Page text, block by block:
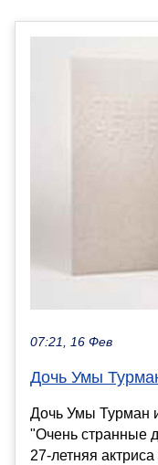
07:21, 16 Фев
Дочь Умы
Дочь Умы Турман
"Очень странные
27-летняя